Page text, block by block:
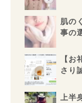
肌の
事の
【
さり
上半